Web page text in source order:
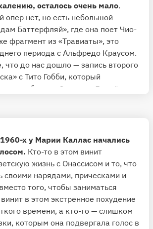
осталось очень мало.
опер нет, но есть небольшой
Баттерфляй», где она поет Чио-
фрагмент из «Травиаты», это
периода с Альфредо Краусом.
что до нас дошло — запись второго
с Тито Гобби, который
партию барона Скарпиа. Давайте
пытаются достичь через
равно ничего не получается.
и Тито Гобби. Опера«Тоска»
44 минут
х у Марии Каллас начались
Кто-то в этом винит
жизнь с Онассисом и то, что
своими нарядами, прическами и
того, чтобы заниматься
в этом экстренное похудение
времени, а кто-то — слишком
которым она подвергала голос в